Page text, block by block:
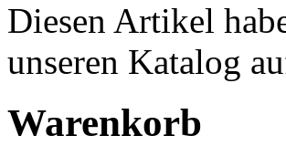
Diesen Artikel
unseren Katalog
Warenkorb